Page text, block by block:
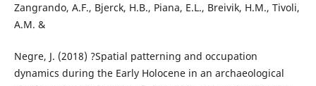
Zangrando, A.F., Bjerck, H.B., Piana, E.L., Breivik, H.M., Tivoli,
A.M. &
Negre, J. (2018) ?Spatial patterning and occupation
dynamics during the Early Holocene in an archaeological